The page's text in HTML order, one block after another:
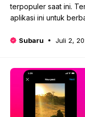
terpopuler saat ini.
aplikasi ini untuk
Subaru Juli 2,